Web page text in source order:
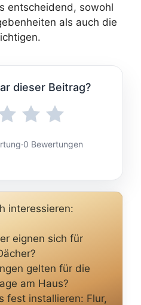
entscheidend, sowohl
als auch die
dieser Beitrag?
·0 Bewertungen
interessieren:
eignen sich für
gelten für die
am Haus?
fest installieren: Flur,